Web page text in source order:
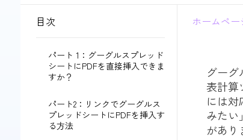
目次
パート 1：グーグルスプレッド
シートにPDFを直接挿入できま
すか？
パート2：リンクでグーグルス
プレッドシートにPDFを挿入す
る方法
ホームペー
グー
表計算
には
みた
があり